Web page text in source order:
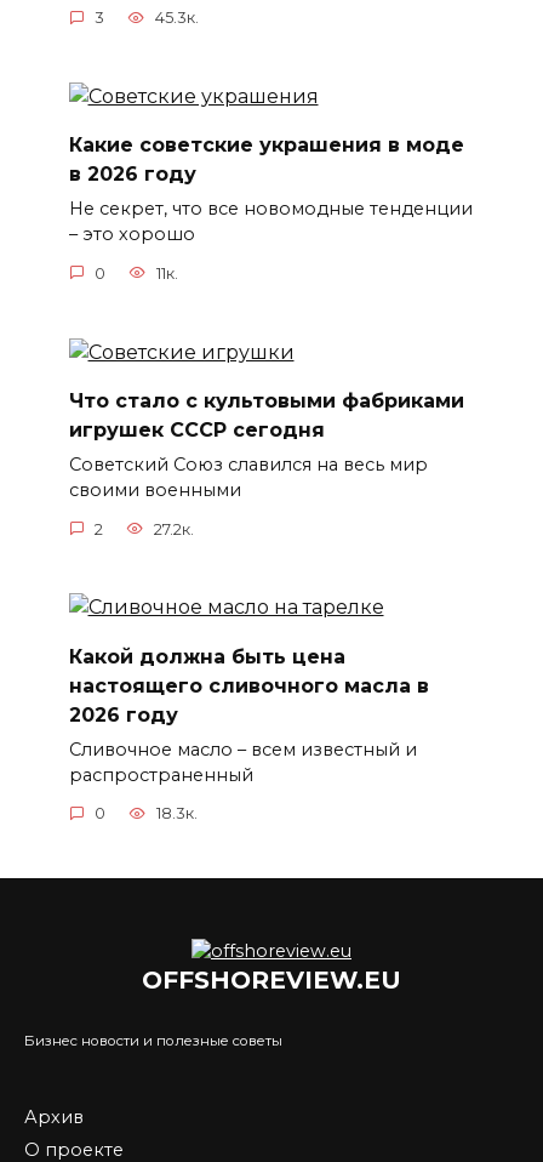
3 45.3к.
Какие советские украшения в моде
в 2026 году
Не секрет, что все новомодные тенденции
– это хорошо
0 11к.
Что стало с культовыми фабриками
игрушек СССР сегодня
Советский Союз славился на весь мир
своими военными
2 27.2к.
Какой должна быть цена
настоящего сливочного масла в
2026 году
Сливочное масло – всем известный и
распространенный
0 18.3к.
OFFSHOREVIEW.EU
Бизнес новости и полезные советы
Архив
О проекте